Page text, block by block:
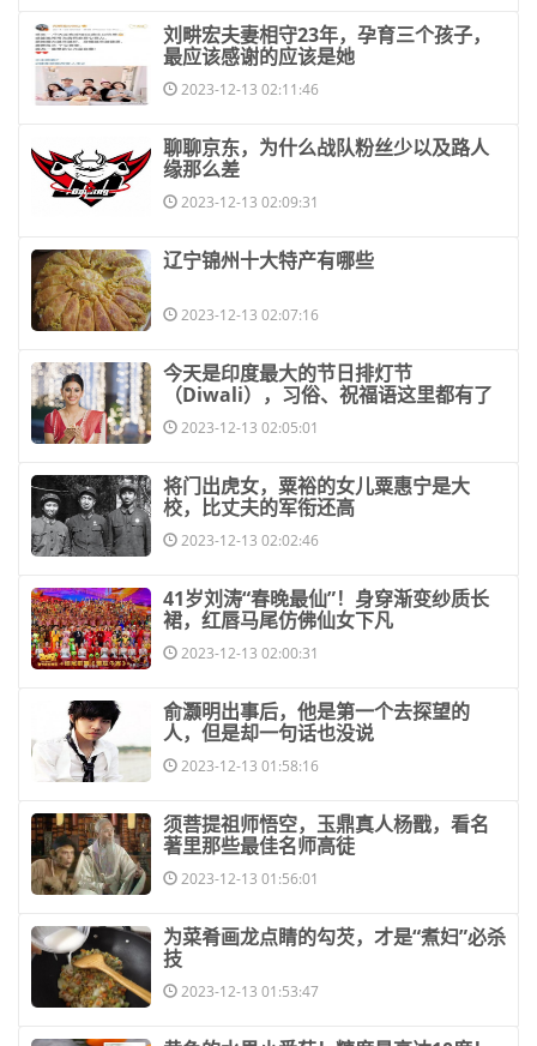
​刘畊宏夫妻相守23年，孕育三个孩子，
最应该感谢的应该是她
2023-12-13 02:11:46
​聊聊京东，为什么战队粉丝少以及路人
缘那么差
2023-12-13 02:09:31
​辽宁锦州十大特产有哪些
2023-12-13 02:07:16
​今天是印度最大的节日排灯节
（Diwali），习俗、祝福语这里都有了
2023-12-13 02:05:01
​将门出虎女，粟裕的女儿粟惠宁是大
校，比丈夫的军衔还高
2023-12-13 02:02:46
​41岁刘涛“春晚最仙”！身穿渐变纱质长
裙，红唇马尾仿佛仙女下凡
2023-12-13 02:00:31
​俞灏明出事后，他是第一个去探望的
人，但是却一句话也没说
2023-12-13 01:58:16
​须菩提祖师悟空，玉鼎真人杨戬，看名
著里那些最佳名师高徒
2023-12-13 01:56:01
​为菜肴画龙点睛的勾芡，才是“煮妇”必杀
技
2023-12-13 01:53:47